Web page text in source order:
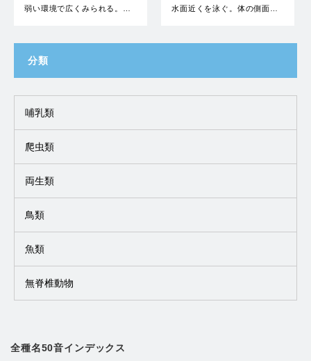
弱い環境で広くみられる。…
水面近くを泳ぐ。体の側面…
分類
哺乳類
爬虫類
両生類
鳥類
魚類
無脊椎動物
全種名50音インデックス